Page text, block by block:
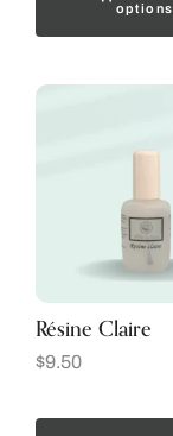
options
Résine Claire
$9.50